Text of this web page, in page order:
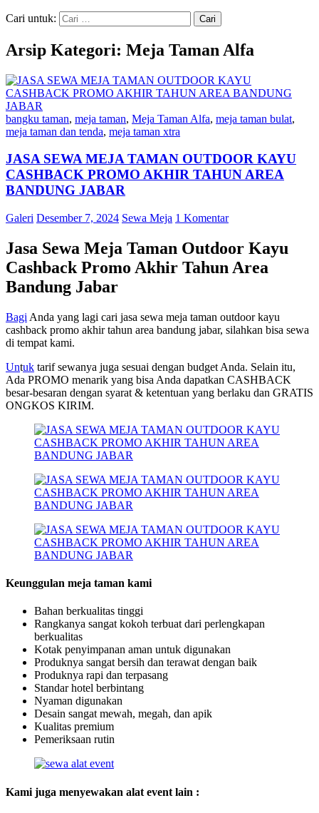
Cari untuk:
Arsip Kategori: Meja Taman Alfa
bangku taman, meja taman, Meja Taman Alfa, meja taman bulat,
meja taman dan tenda, meja taman xtra
JASA SEWA MEJA TAMAN OUTDOOR KAYU
CASHBACK PROMO AKHIR TAHUN AREA
BANDUNG JABAR
Galeri Desember 7, 2024 Sewa Meja 1 Komentar
Jasa Sewa Meja Taman Outdoor Kayu
Cashback Promo Akhir Tahun Area
Bandung Jabar
Bagi Anda yang lagi cari jasa sewa meja taman outdoor kayu
cashback promo akhir tahun area bandung jabar, silahkan bisa sewa
di tempat kami.
Untuk tarif sewanya juga sesuai dengan budget Anda. Selain itu,
Ada PROMO menarik yang bisa Anda dapatkan CASHBACK
besar-besaran dengan syarat & ketentuan yang berlaku dan GRATIS
ONGKOS KIRIM.
Keunggulan meja taman kami
Bahan berkualitas tinggi
Rangkanya sangat kokoh terbuat dari perlengkapan
berkualitas
Kotak penyimpanan aman untuk digunakan
Produknya sangat bersih dan terawat dengan baik
Produknya rapi dan terpasang
Standar hotel berbintang
Nyaman digunakan
Desain sangat mewah, megah, dan apik
Kualitas premium
Pemeriksaan rutin
Kami juga menyewakan alat event lain :